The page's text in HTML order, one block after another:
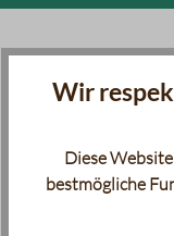
Wir
Diese
bestmögliche